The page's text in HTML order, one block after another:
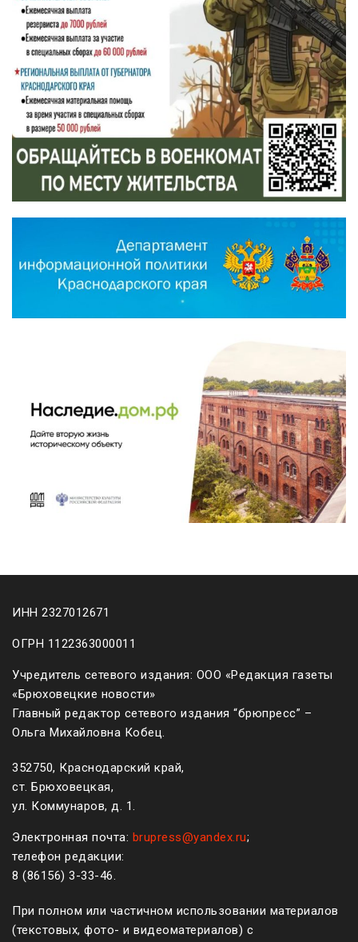
ИНН 2327012671
ОГРН 1122363000011
Учредитель сетевого издания: ООО «Редакция газеты
«Брюховецкие новости»
Главный редактор сетевого издания “брюпресс” –
Ольга Михайловна Кобец.
352750, Краснодарский край,
ст. Брюховецкая,
ул. Коммунаров, д. 1.
Электронная почта: brupress@yandex.ru;
телефон редакции:
8 (861 56) 3-33-46.
При полном или частичном использовании материалов
(текстовых, фото- и видеоматериалов) с